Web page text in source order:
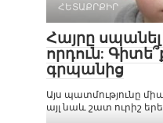
ՀԵՏԱՔՐՔԻՐ
Հայրը
որդուն:
գրպանից
Այս պատմությունը
այլ նաև շատ ուրիշ